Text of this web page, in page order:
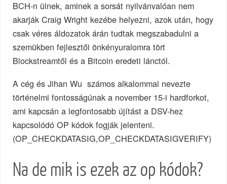
BCH-n ülnek, aminek a sorsát nyilvánvalóan nem
akarják Craig Wright kezébe helyezni, azok után, hogy
csak véres áldozatok árán tudtak megszabadulni a
szemükben fejlesztői önkényuralomra tört
Blockstreamtől és a Bitcoin eredeti lánctól.
A cég és Jihan Wu számos alkalommal nevezte
történelmi fontosságúnak a november 15-i hardforkot,
ami kapcsán a legfontosabb újítást a DSV-hez
kapcsolódó OP kódok fogják jelenteni.
(OP_CHECKDATASIG,OP_CHECKDATASIGVERIFY)
Na de mik is ezek az op kódok?